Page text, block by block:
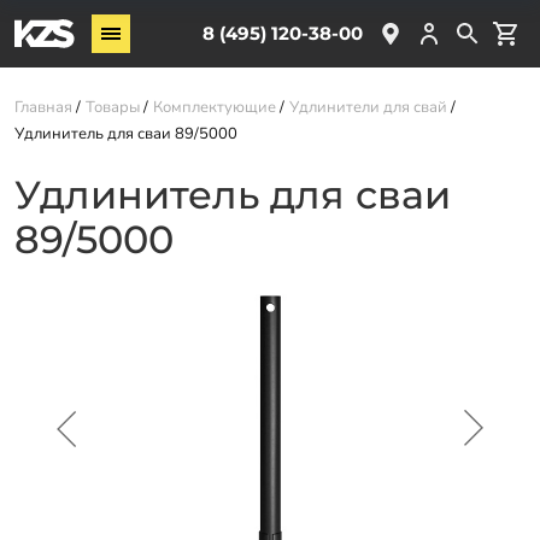
8 (495) 120-38-00
Винтовые сваи
ЖБ сваи
Обвязка свай
Услуги
Контакты
Главная Товары Комплектующие
Удлинители для свай
Удлинитель для сваи 89/5000
Удлинитель для сваи
89/5000